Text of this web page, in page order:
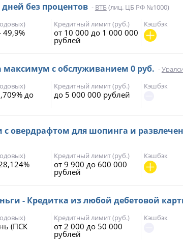
без процентов - ВТБ(лиц. ЦБ РФ №1000)
49,9%
Кредитный лимит (руб.)
от 10 000 до 1 000 000
рублей
Кэшбэк
максимум с обслуживанием 0 руб. -
до
Кредитный лимит (руб.)
до 5 000 000 рублей
Кэшбэк
с овердрафтом для шопинга и
Кредитный лимит (руб.)
от 9 900 до 600 000
рублей
Кэшбэк
- Кредитка из любой дебетовой
(ПСК
Кредитный лимит (руб.)
от 2 000 до 50 000
рублей
Кэшбэк